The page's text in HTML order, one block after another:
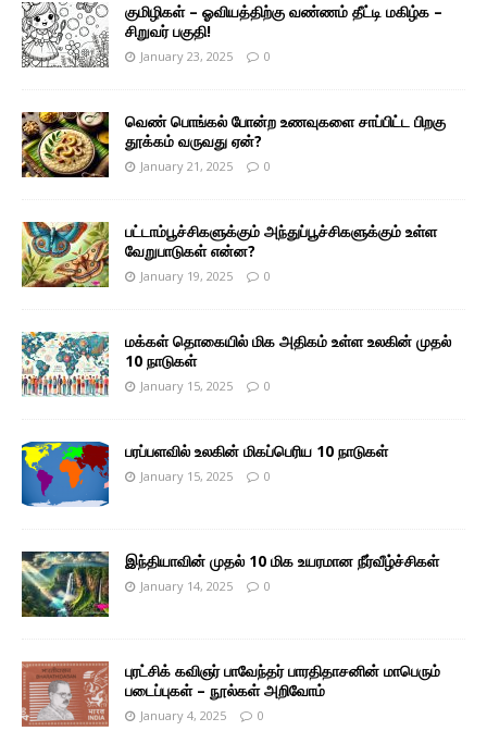
குமிழிகள் – ஓவியத்திற்கு வண்ணம் தீட்டி மகிழ்க –
சிறுவர் பகுதி!
January 23, 2025 0
வெண் பொங்கல் போன்ற உணவுகளை சாப்பிட்ட பிறகு
தூக்கம் வருவது ஏன்?
January 21, 2025 0
பட்டாம்பூச்சிகளுக்கும் அந்துப்பூச்சிகளுக்கும் உள்ள
வேறுபாடுகள் என்ன?
January 19, 2025 0
மக்கள் தொகையில் மிக அதிகம் உள்ள உலகின் முதல்
10 நாடுகள்
January 15, 2025 0
பரப்பளவில் உலகின் மிகப்பெரிய 10 நாடுகள்
January 15, 2025 0
இந்தியாவின் முதல் 10 மிக உயரமான நீர்வீழ்ச்சிகள்
January 14, 2025 0
புரட்சிக் கவிஞர் பாவேந்தர் பாரதிதாசனின் மாபெரும்
படைப்புகள் – நூல்கள் அறிவோம்
January 4, 2025 0